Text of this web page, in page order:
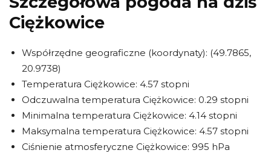
Ciężkowice
Współrzędne geograficzne (koordynaty): (49.7865,
20.9738)
Temperatura Ciężkowice: 4.57 stopni
Odczuwalna temperatura Ciężkowice: 0.29 stopni
Minimalna temperatura Ciężkowice: 4.14 stopni
Maksymalna temperatura Ciężkowice: 4.57 stopni
Ciśnienie atmosferyczne Ciężkowice: 995 hPa